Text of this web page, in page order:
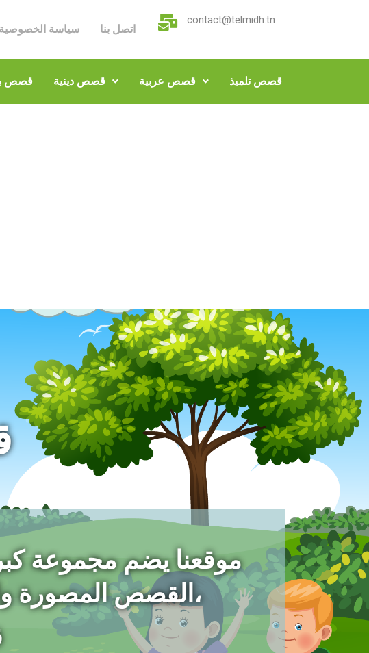
سياسة الخصوصية اتصل بنا
contact@telmidh.tn
قصص قصص دينية قصص عربية قصص تلميذ
موقعنا يضم مجموعة
،القصص المصورة
PDF قابلة للتحميل